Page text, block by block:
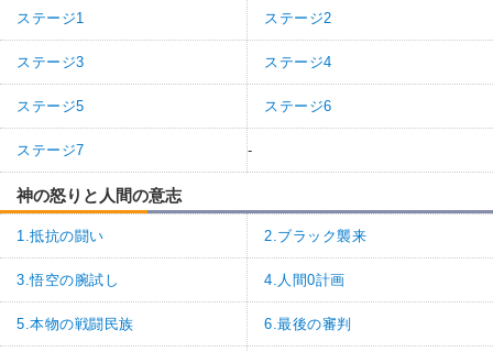
ステージ1 ステージ2
ステージ3 ステージ4
ステージ5 ステージ6
ステージ7 -
神の怒りと人間の意志
1.抵抗の闘い 2.ブラック襲来
3.悟空の腕試し 4.人間0計画
5.本物の戦闘民族 6.最後の審判